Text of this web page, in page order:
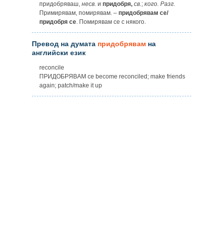
придобряваш, несв. и придобря, св.; кого. Разг.
Примирявам, помирявам. – придобрявам се/
придобря се. Помирявам се с някого.
Превод на думата придобрявам на
английски език
reconcile
ПРИДОБРЯВАМ се become reconciled; make friends
again; patch/make it up